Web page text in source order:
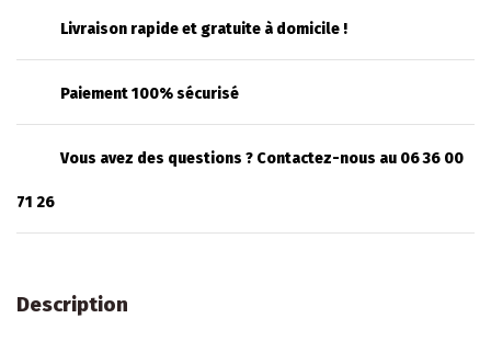
Livraison rapide et gratuite à domicile !
Paiement 100% sécurisé
Vous avez des questions ? Contactez-nous au 06 36 00
71 26
Description